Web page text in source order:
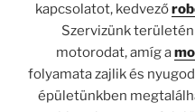
kapcsolatot, kedvező
Szervizünk
motorodat, amíg a
folyamata zajlik és
épületünkben